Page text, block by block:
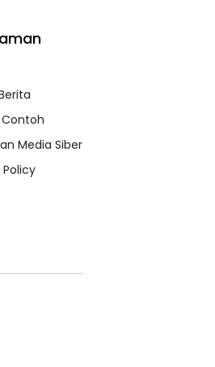
Media Siber